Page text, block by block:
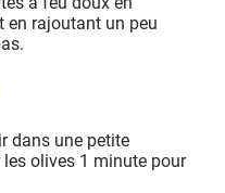
en rajoutant un peu
dans une petite
les olives 1 minute pour